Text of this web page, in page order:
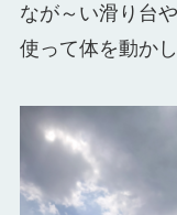
なが～い滑り台
使って体を動か